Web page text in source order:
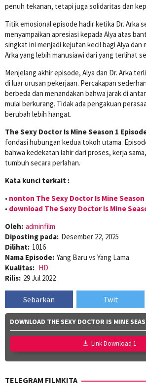
penuh tekanan, tetapi juga solidaritas dan
Titik emosional episode hadir ketika Dr. Arka
menyampaikan apresiasi kepada Alya atas
singkat ini menjadi kejutan kecil bagi Alya dan
Arka yang lebih manusiawi dari yang terlihat
Menjelang akhir episode, Alya dan Dr. Arka
di luar urusan pekerjaan. Percakapan
berbeda dan menandakan bahwa jarak di
mulai berkurang. Tidak ada pengakuan
berubah lebih hangat.
The Sexy Doctor Is Mine Season 1
fondasi hubungan kedua tokoh utama.
bahwa kedekatan lahir dari proses, kerja
tumbuh secara perlahan.
Kata kunci terkait :
• nonton The Sexy Doctor Is Mine Season
• download The Sexy Doctor Is Mine
Oleh: adminfilm
Diposting pada: Desember 22, 2025
Dilihat: 1016
Nama Episode: Yang Baru vs Yang Lama
Kualitas: HD
Rilis: 29 Jul 2022
Sebarkan Twit
DOWNLOAD THE SEXY DOCTOR IS MINE
Link Download 1
TELEGRAM FILMKITA